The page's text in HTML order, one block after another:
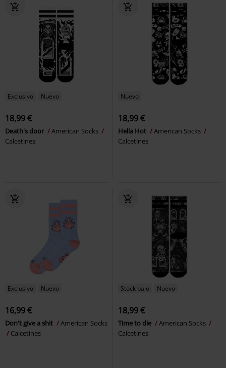
Exclusivo Nuevo
18,99 €
Death's door
American Socks
Calcetines
Nuevo
18,99 €
Hella Hot
American Socks
Calcetines
Exclusivo Nuevo
16,99 €
Don't give a shit
American Socks
Calcetines
Stock bajo Nuevo
18,99 €
Time to die
American Socks
Calcetines